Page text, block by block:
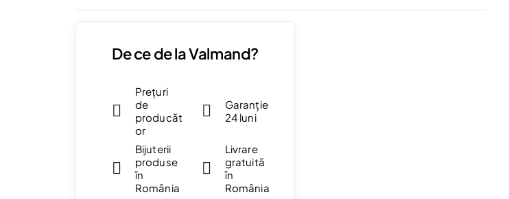
De ce de la Valmand?
Prețuri
de
producăt
or
Garanție
24 luni
Bijuterii
produse
în
România
Livrare
gratuită
în
România